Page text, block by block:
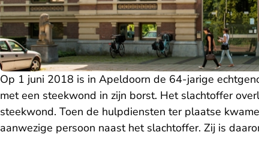
Op 1 juni 2018 is in Apeldoorn de 64-jarige
met een steekwond in zijn borst. Het slachtoffer
steekwond. Toen de hulpdiensten ter plaatse
aanwezige persoon naast het slachtoffer. Zij is